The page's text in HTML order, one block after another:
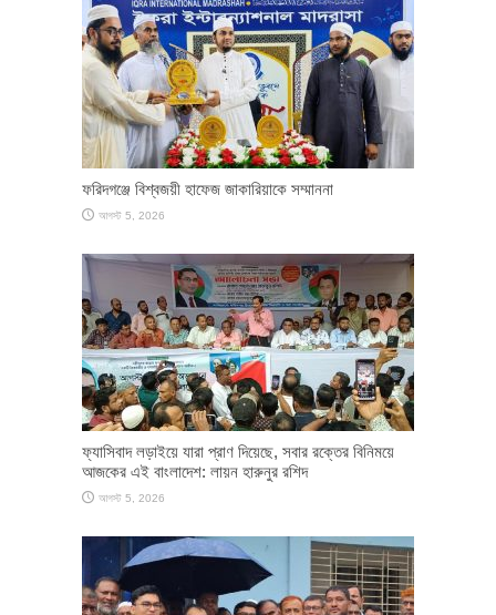
ফরিদগঞ্জে বিশ্বজয়ী হাফেজ জাকারিয়াকে সম্মাননা
আগস্ট 5, 2026
ফ্যাসিবাদ লড়াইয়ে যারা প্রাণ দিয়েছে, সবার রক্তের বিনিময়ে
আজকের এই বাংলাদেশ: লায়ন হারুনুর রশিদ
আগস্ট 5, 2026